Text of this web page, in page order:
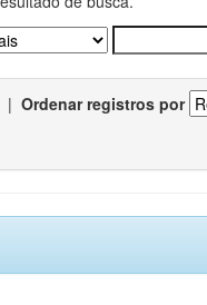
| Ordenar registros por